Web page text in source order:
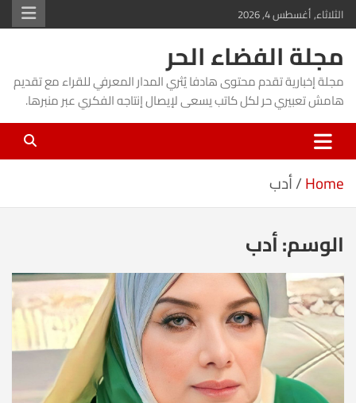
Skip
to
content
الثلاثاء, أغسطس 4, 2026
مجلة الفضاء الحر
مجلة إخبارية تقدم محتوى هادفا يُثري المدار المعرفي للقراء مع تقديم
هامش تعبيري حر لكل كاتب يسعى لإيصال إنتاجه الفكري عبر منبرها.
Home أدب
الوسم:أدب